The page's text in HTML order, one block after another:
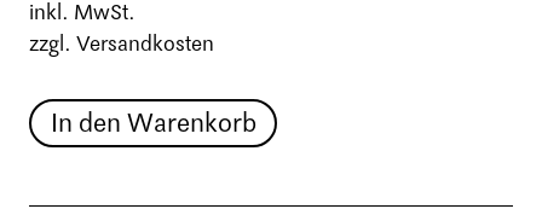
inkl. MwSt.
zzgl. Versandkosten
In den Warenkorb